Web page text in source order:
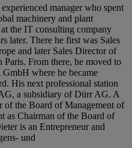
manager who spent
machinery and plant
the IT consulting company
later. There he first was Sales
and later Sales Director of
Paris. From there, he moved to
where he became
His next professional station
a subsidiary of Dürr AG. A
of the Board of Management of
as Chairman of the Board of
is an Entrepreneur and
und